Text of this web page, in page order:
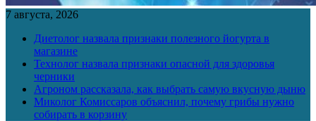
7 августа, 2026
Диетолог назвала признаки полезного йогурта в
магазине
Технолог назвала признаки опасной для здоровья
черники
Агроном рассказала, как выбрать самую вкусную дыню
Миколог Комиссаров объяснил, почему грибы нужно
собирать в корзину